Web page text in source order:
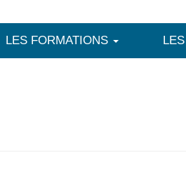
LES FORMATIONS